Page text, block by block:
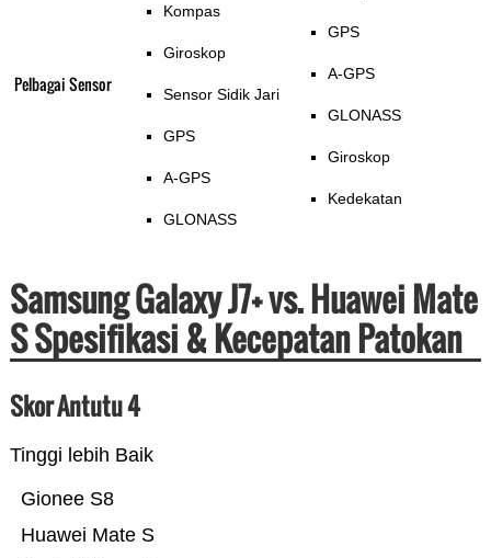
Pelbagai Sensor
Kompas
Giroskop
Sensor Sidik Jari
GPS
A-GPS
GLONASS
GPS
A-GPS
GLONASS
Giroskop
Kedekatan
Samsung Galaxy J7+ vs. Huawei Mate
S Spesifikasi & Kecepatan Patokan
Skor Antutu 4
Tinggi lebih Baik
Huawei Mate S
Gionee S8